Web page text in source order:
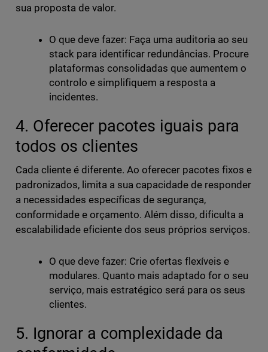
sua proposta de valor.
O que deve fazer: Faça uma auditoria ao seu
stack para identificar redundâncias. Procure
plataformas consolidadas que aumentem o
controlo e simplifiquem a resposta a
incidentes.
4. Oferecer pacotes iguais para
todos os clientes
Cada cliente é diferente. Ao oferecer pacotes fixos e
padronizados, limita a sua capacidade de responder
a necessidades específicas de segurança,
conformidade e orçamento. Além disso, dificulta a
escalabilidade eficiente dos seus próprios serviços.
O que deve fazer: Crie ofertas flexíveis e
modulares. Quanto mais adaptado for o seu
serviço, mais estratégico será para os seus
clientes.
5. Ignorar a complexidade da